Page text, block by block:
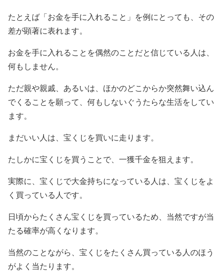
たとえば「お金を手に入れること」を例にとっても、その
差が顕著に表れます。
お金を手に入れることを偶然のことだと信じている人は、
何もしません。
ただ親や親戚、あるいは、ほかのどこからか突然舞い込ん
でくることを願って、何もしないぐうたらな生活をしてい
ます。
まだいい人は、宝くじを買いに走ります。
たしかに宝くじを買うことで、一獲千金を狙えます。
実際に、宝くじで大金持ちになっている人は、宝くじをよ
く買っている人です。
日頃からたくさん宝くじを買っているため、当然ですが当
たる確率が高くなります。
当然のことながら、宝くじをたくさん買っている人のほう
がよく当たります。